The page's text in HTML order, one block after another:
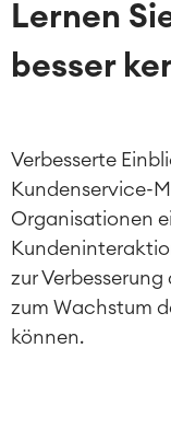
Lernen
besser
Verbesserte
Kundenservice-
Organisationen
zur
zum Wachstum
können.